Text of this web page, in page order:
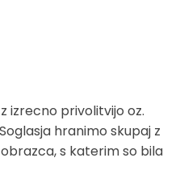
izrecno privolitvijo oz.
hranimo skupaj z
s katerim so bila